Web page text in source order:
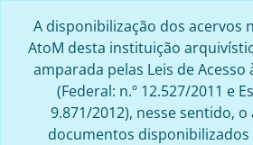
A disponibilização dos acervos
AtoM desta instituição
amparada pelas Leis de Acesso
(Federal: n.º 12.527/2011 e
9.871/2012), nesse sentido, o
documentos disponibilizados